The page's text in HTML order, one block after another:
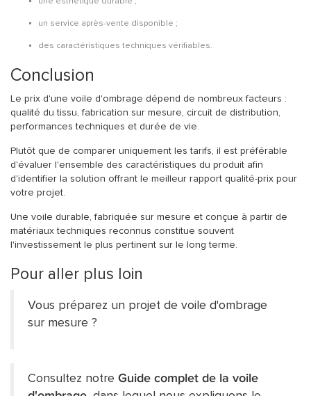
un service après-vente disponible ;
des caractéristiques techniques vérifiables.
Conclusion
Le prix d'une voile d'ombrage dépend de nombreux facteurs :
qualité du tissu, fabrication sur mesure, circuit de distribution,
performances techniques et durée de vie.
Plutôt que de comparer uniquement les tarifs, il est préférable
d'évaluer l'ensemble des caractéristiques du produit afin
d'identifier la solution offrant le meilleur rapport qualité-prix pour
votre projet.
Une voile durable, fabriquée sur mesure et conçue à partir de
matériaux techniques reconnus constitue souvent
l'investissement le plus pertinent sur le long terme.
Pour aller plus loin
Vous préparez un projet de voile d'ombrage
sur mesure ?
Consultez notre Guide complet de la voile